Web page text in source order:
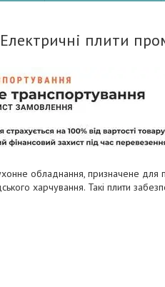
Електричні плити
обладнання, призначене для
харчування. Такі плити